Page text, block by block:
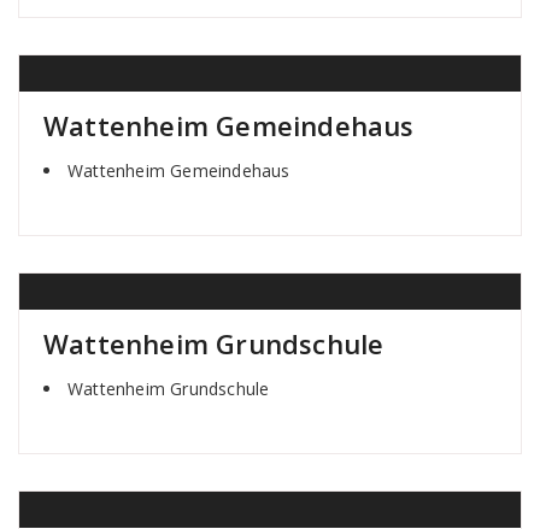
Wattenheim Gemeindehaus
Wattenheim Gemeindehaus
Wattenheim Grundschule
Wattenheim Grundschule